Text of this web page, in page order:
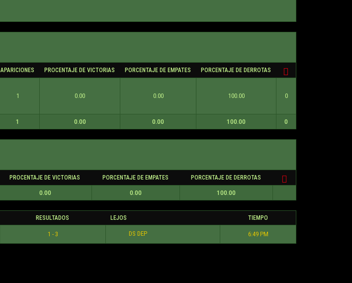
APARICIONES PROCENTAJE DE VICTORIAS PORCENTAJE DE EMPATES PORCENTAJE DE DERROTAS
1 0.00 0.00 100.00 0
1 0.00 0.00 100.00 0
PROCENTAJE DE VICTORIAS PORCENTAJE DE EMPATES PORCENTAJE DE DERROTAS
0.00 0.00 100.00
RESULTADOS LEJOS TIEMPO
1 - 3 DS DEP 6:49 PM